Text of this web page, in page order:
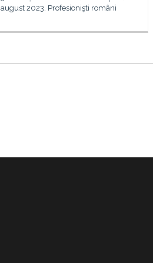
august 2023. Profesionişti români